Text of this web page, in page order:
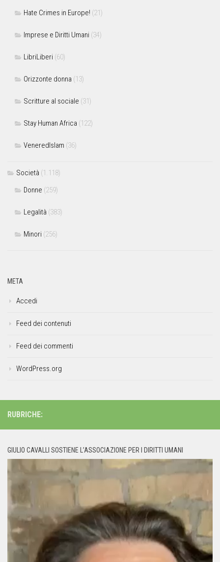
Hate Crimes in Europe! (21)
Imprese e Diritti Umani (34)
LibriLiberi (60)
Orizzonte donna (13)
Scritture al sociale (31)
Stay Human Africa (122)
VeneredIslam (36)
Società (1.118)
Donne (259)
Legalità (383)
Minori (256)
META
Accedi
Feed dei contenuti
Feed dei commenti
WordPress.org
RUBRICHE:
GIULIO CAVALLI SOSTIENE L’ASSOCIAZIONE PER I DIRITTI UMANI